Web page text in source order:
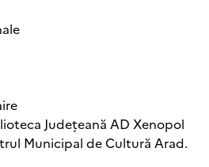
Județeană AD Xenopol
Municipal de Cultură Arad.